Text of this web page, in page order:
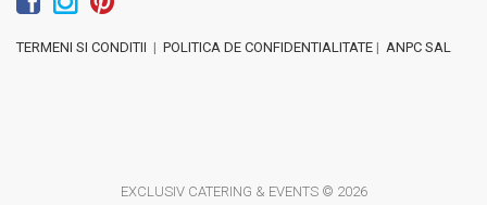
TERMENI SI CONDITII | POLITICA DE CONFIDENTIALITATE | ANPC SAL
EXCLUSIV CATERING & EVENTS © 2026